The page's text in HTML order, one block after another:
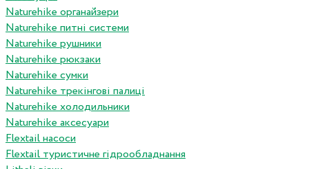
Naturehike органайзери
Naturehike питні системи
Naturehike рушники
Naturehike рюкзаки
Naturehike сумки
Naturehike трекінгові палиці
Naturehike холодильники
Naturehike аксесуари
Flextail насоси
Flextail туристичне гідрообладнання